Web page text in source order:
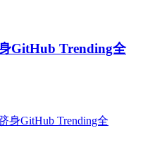
GitHub Trending全